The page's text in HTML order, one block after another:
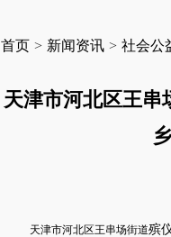
首页 > 新闻资讯 > 社会公
天津市河北区王串
天津市河北区王串场街道殡